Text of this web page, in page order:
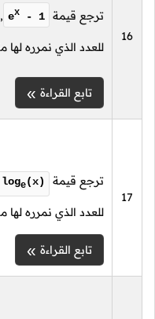
16
ترجع قيمة ex - 1
للعدد الذي نمرره لها
تابع القراءة
17
ترجع قيمة loge(x)
للعدد الذي نمرره لها
تابع القراءة